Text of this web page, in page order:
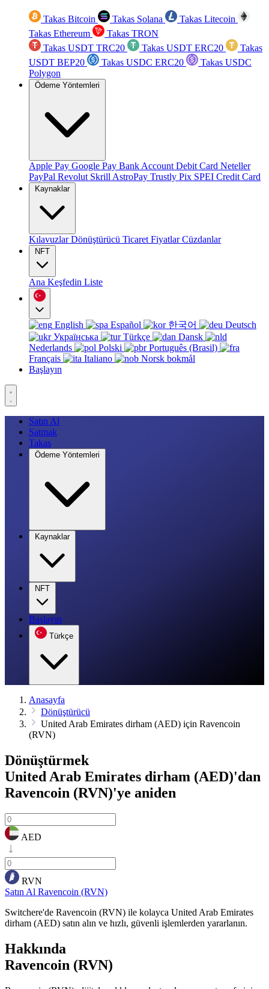
Takas Bitcoin Takas Solana
Takas Litecoin
Takas Ethereum
Takas TRON
Takas USDT TRC20
Takas USDT ERC20
Takas
USDT BEP20
Takas USDC ERC20
Takas USDC
Polygon
Ödeme Yöntemleri
Apple Pay Google Pay Bank Account Debit Card Neteller
PayPal Revolut Skrill AstroPay Trustly Pix SPEI Credit Card
Kaynaklar
KılavuzlarDönüştürücü Ticaret FiyatlarCüzdanlar
NFT
Ana Keşfedin Liste
English Español 한국어
Deutsch
Українська
Türkçe
Dansk
Nederlands
Polski
Português (Brasil)
Français
Italiano
Norsk bokmål
Başlayın
Satın Al
Satmak
Takas
Ödeme Yöntemleri
Kaynaklar
NFT
Başlayın
Türkçe
Anasayfa
Dönüştürücü
United Arab Emirates dirham (AED) için Ravencoin
(RVN)
Dönüştürmek
United Arab Emirates dirham (AED)'dan
Ravencoin (RVN)'ye aniden
AED
RVN
Satın Al Ravencoin (RVN)
Switchere'de Ravencoin (RVN) ile kolayca United Arab Emirates
dirham (AED) satın alın ve hızlı, güvenli işlemlerden yararlanın.
Hakkında
Ravencoin (RVN)